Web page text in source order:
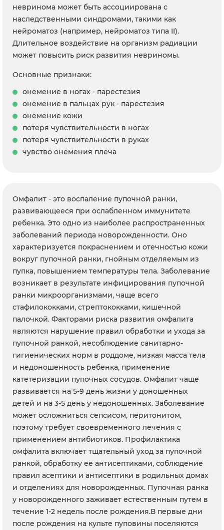
невринома может быть ассоциирована с
наследственными синдромами, такими как
нейроматоз (например, нейроматоз типа II).
Длительное воздействие на организм радиации
может повысить риск развития невриномы.
Основные признаки:
онемение в ногах - парестезия
онемение в пальцах рук - парестезия
онемение кожи
потеря чувствительности в ногах
потеря чувствительности в руках
чувство онемения плеча
Омфалит - это воспаление пупочной ранки,
развивающееся при ослабленном иммунитете
ребенка. Это одно из наиболее распространенных
заболеваний периода новорожденности. Оно
характеризуется покраснением и отечностью кожи
вокруг пупочной ранки, гнойным отделяемым из
пупка, повышением температуры тела. Заболевание
возникает в результате инфицирования пупочной
ранки микроорганизмами, чаще всего
стафилококками, стрептококками, кишечной
палочкой. Факторами риска развития омфалита
являются нарушение правил обработки и ухода за
пупочной ранкой, несоблюдение санитарно-
гигиенических норм в роддоме, низкая масса тела
и недоношенность ребенка, применение
катетеризации пупочных сосудов. Омфалит чаще
развивается на 5-9 день жизни у доношенных
детей и на 3-5 день у недоношенных. Заболевание
может осложниться сепсисом, перитонитом,
поэтому требует своевременного лечения с
применением антибиотиков. Профилактика
омфалита включает тщательный уход за пупочной
ранкой, обработку ее антисептиками, соблюдение
правил асептики и антисептики в родильных домах
и отделениях для новорожденных. Пупочная ранка
у новорожденного заживает естественным путем в
течение 1-2 недель после рождения.В первые дни
после рождения на культе пуповины поселяются